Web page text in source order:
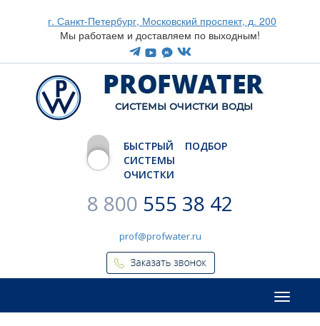
г. Санкт-Петербург, Московский проспект, д. 200
Мы работаем и доставляем по выходным!
CИСТЕМЫ ОЧИСТКИ ВОДЫ
БЫСТРЫЙ ПОДБОР
СИСТЕМЫ
ОЧИСТКИ
8 800 555 38 42
prof@profwater.ru
Меню